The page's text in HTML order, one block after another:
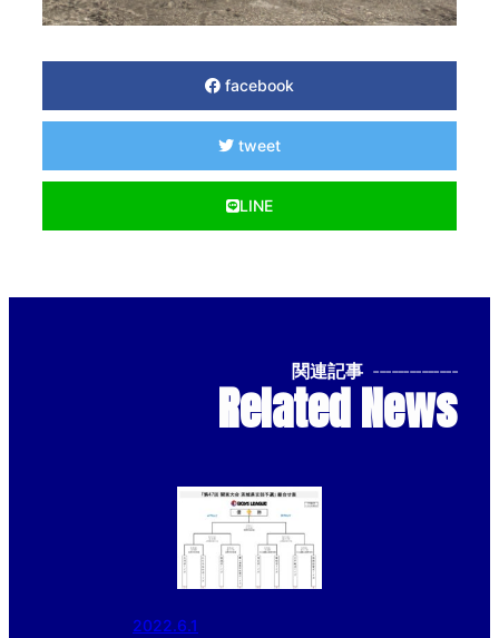
facebook
tweet
LINE
関連記事 --------------
Related News
2022.6.1